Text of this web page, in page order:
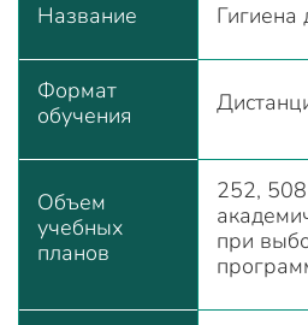
Название Гигиена
Формат
обучения
Объем
учебных
планов
252,
при